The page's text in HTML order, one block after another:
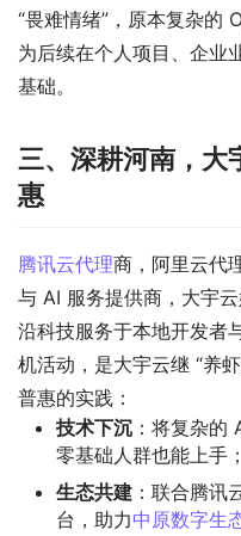
“畏难情绪”，原本复杂的
为后续在个人项目、企业
基础。
三、深耕河南，大
惠
腾讯云代理商，阿里云代
与 AI 服务提供商，大宇
沿科技服务于本地开发者
机活动，是大宇云继 “养
普惠的实践：
技术下沉 ：将复杂的
零基础人群也能上手；
生态共建 ：联合腾讯
台，助力中原数字生